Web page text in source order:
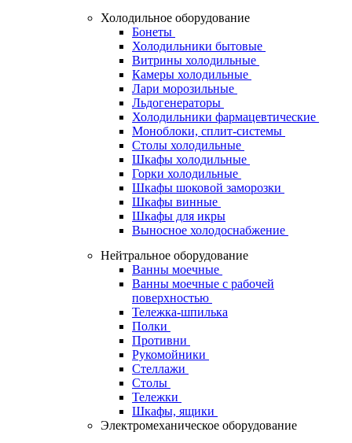
Холодильное оборудование
Бонеты
Холодильники бытовые
Витрины холодильные
Камеры холодильные
Лари морозильные
Льдогенераторы
Холодильники фармацевтические
Моноблоки, сплит-системы
Столы холодильные
Шкафы холодильные
Горки холодильные
Шкафы шоковой заморозки
Шкафы винные
Шкафы для икры
Выносное холодоснабжение
Нейтральное оборудование
Ванны моечные
Ванны моечные с рабочей
поверхностью
Тележка-шпилька
Полки
Противни
Рукомойники
Стеллажи
Столы
Тележки
Шкафы, ящики
Электромеханическое оборудование